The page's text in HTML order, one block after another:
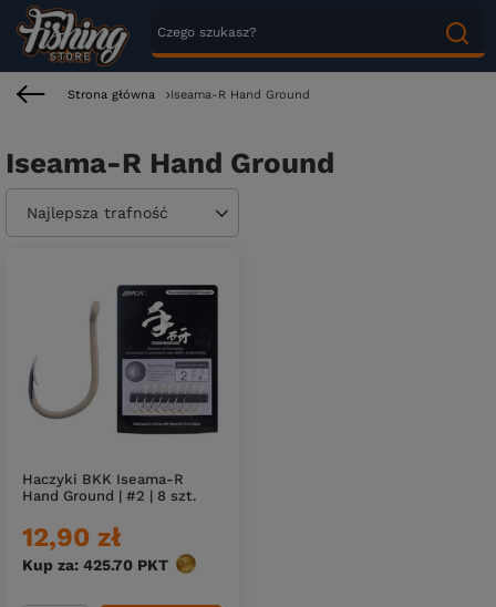
Strona główna Iseama-R Hand Ground
Iseama-R Hand Ground
Zmień sortowanie
Najlepsza trafność
Haczyki BKK Iseama-R
Hand Ground | #2 | 8 szt.
12,90 zł
Kup za: 425.70 PKT punktów